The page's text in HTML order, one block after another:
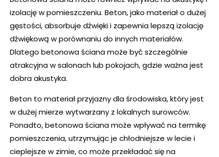
izolację w pomieszczeniu. Beton, jako materiał o dużej
gęstości, absorbuje dźwięki i zapewnia lepszą izolację
dźwiękową w porównaniu do innych materiałów.
Dlatego betonowa ściana może być szczególnie
atrakcyjna w salonach lub pokojach, gdzie ważna jest
dobra akustyka.
Beton to materiał przyjazny dla środowiska, który jest
w dużej mierze wytwarzany z lokalnych surowców.
Ponadto, betonowa ściana może wpływać na termikę
pomieszczenia, utrzymując je chłodniejsze w lecie i
cieplejsze w zimie, co może przekładać się na